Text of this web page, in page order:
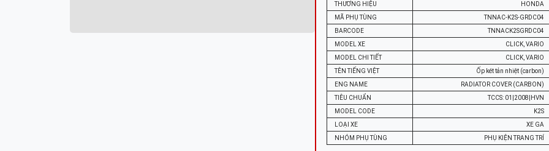
THƯƠNG HIỆU
HONDA
MÃ PHỤ TÙNG
TNNAC-K2S-GRDC04
BARCODE
TNNACK2SGRDC04
MODEL XE
CLICK, VARIO
MODEL CHI TIẾT
CLICK, VARIO
TÊN TIẾNG VIỆT
Ốp két tản nhiệt (carbon)
ENG NAME
RADIATOR COVER (CARBON)
TIÊU CHUẨN
TCCS: 01|2008|HVN
MODEL CODE
K2S
LOẠI XE
XE GA
NHÓM PHỤ TÙNG
PHỤ KIỆN TRANG TRÍ